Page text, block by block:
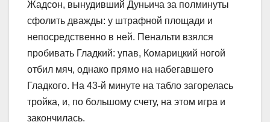
Жадсон, вынудивший Дуньича за полминуты
сфолить дважды: у штрафной площади и
непосредственно в ней. Пенальти взялся
пробивать Гладкий: упав, Комарицкий ногой
отбил мяч, однако прямо на набегавшего
Гладкого. На 43-й минуте на табло загорелась
тройка, и, по большому счету, на этом игра и
закончилась.